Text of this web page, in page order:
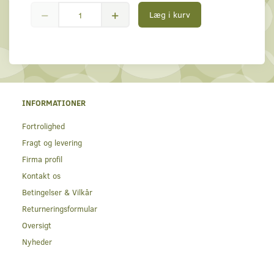
Læg i kurv
INFORMATIONER
Fortrolighed
Fragt og levering
Firma profil
Kontakt os
Betingelser & Vilkår
Returneringsformular
Oversigt
Nyheder